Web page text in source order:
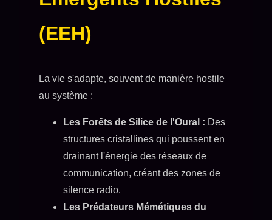
(EEH)
La vie s'adapte, souvent de manière hostile
au système :
Les Forêts de Silice de l'Oural : Des
structures cristallines qui poussent en
drainant l'énergie des réseaux de
communication, créant des zones de
silence radio.
Les Prédateurs Mémétiques du